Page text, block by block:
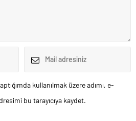
kullanılmak üzere adımı, e-
bu tarayıcıya kaydet.